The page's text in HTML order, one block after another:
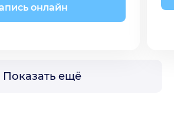
онлайн
Показать ещё